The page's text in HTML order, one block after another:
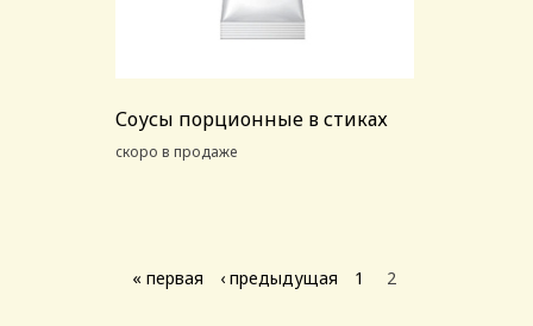
Соусы порционные в стиках
скоро в продаже
« первая
‹ предыдущая 1 2